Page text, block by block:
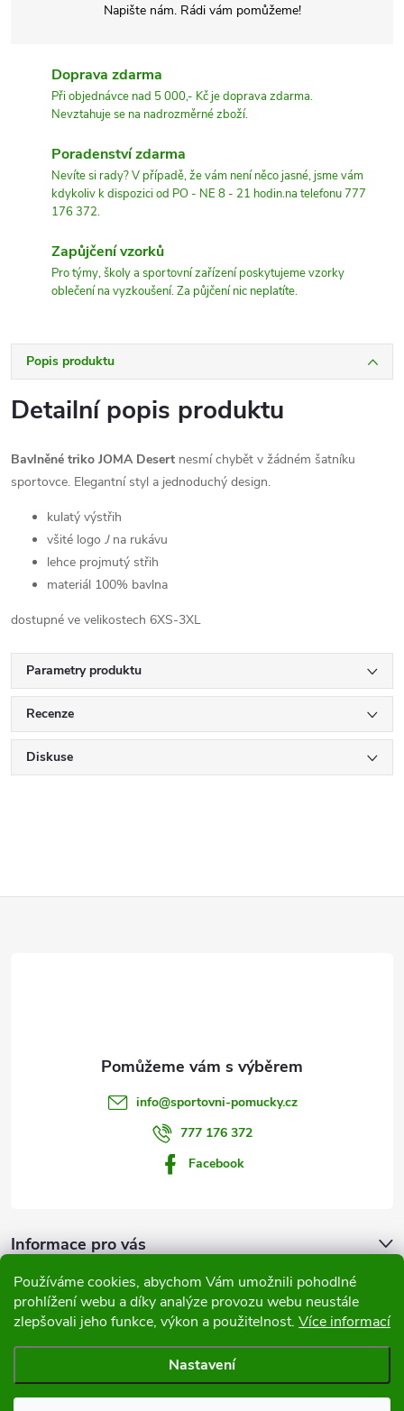
Používáme cookies, abychom Vám umožnili pohodlné
prohlížení webu a díky analýze provozu webu neustále
zlepšovali jeho funkce, výkon a použitelnost. Více informací
Nastavení
Napište nám. Rádi vám pomůžeme!
Doprava zdarma
Při objednávce nad 5 000,- Kč je doprava zdarma.
Nevztahuje se na nadrozměrné zboží.
Poradenství zdarma
Nevíte si rady? V případě, že vám není něco jasné, jsme vám
kdykoliv k dispozici od PO - NE 8 - 21 hodin.na telefonu 777
176 372.
Zapůjčení vzorků
Pro týmy, školy a sportovní zařízení poskytujeme vzorky
oblečení na vyzkoušení. Za půjčení nic neplatíte.
Popis produktu
Detailní popis produktu
Bavlněné triko JOMA Desert nesmí chybět v žádném šatníku
sportovce. Elegantní styl a jednoduchý design.
kulatý výstřih
všité logo J na rukávu
lehce projmutý střih
materiál 100% bavlna
dostupné ve velikostech 6XS-3XL
Parametry produktu
Recenze
Diskuse
info@sportovni-pomucky.cz
777 176 372
Facebook
Informace pro vás
Přijímáme online platby
Copyright 2026Sportovní pomůcky. Všechna práva vyhrazena.